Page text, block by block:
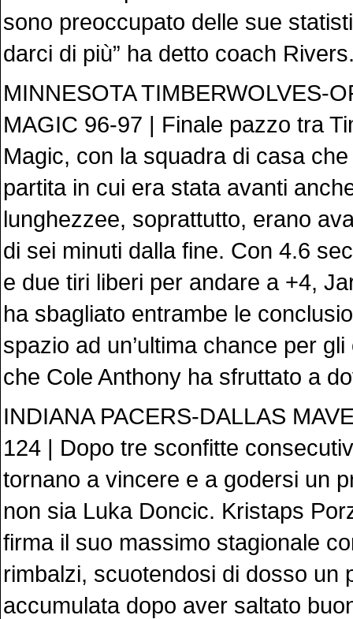
sono preoccupato delle sue
darci di più” ha detto coach
MINNESOTA TIMBERWOLVES-
MAGIC 96-97 | Finale pazzo tra
Magic, con la squadra di casa
partita in cui era stata avanti
lunghezzee, soprattutto, erano
di sei minuti dalla fine. Con 4.6
e due tiri liberi per andare a +4,
ha sbagliato entrambe le
spazio ad un’ultima chance per
che Cole Anthony ha sfruttato a
INDIANA PACERS-DALLAS
124 | Dopo tre sconfitte
tornano a vincere e a godersi un
non sia Luka Doncic. Kristaps
firma il suo massimo stagionale
rimbalzi, scuotendosi di dosso un
accumulata dopo aver saltato